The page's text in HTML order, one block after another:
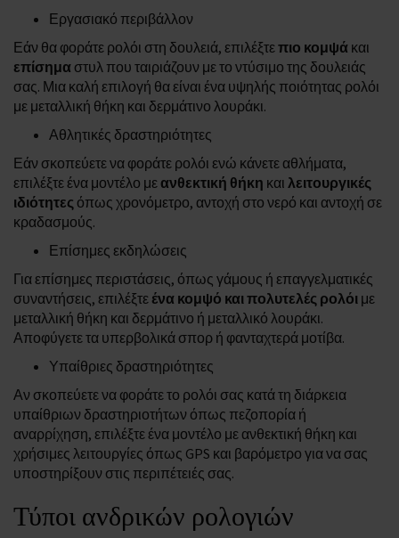
Εργασιακό περιβάλλον
Εάν θα φοράτε ρολόι στη δουλειά, επιλέξτεπιο κομψά και
επίσημα στυλ που ταιριάζουν με το ντύσιμο της δουλειάς
σας. Μια καλή επιλογή θα είναι ένα υψηλής ποιότητας ρολόι
με μεταλλική θήκη και δερμάτινο λουράκι.
Αθλητικές δραστηριότητες
Εάν σκοπεύετε να φοράτε ρολόι ενώ κάνετε αθλήματα,
επιλέξτε ένα μοντέλο με ανθεκτική θήκη και λειτουργικές
ιδιότητες όπως χρονόμετρο, αντοχή στο νερό και αντοχή σε
κραδασμούς.
Επίσημες εκδηλώσεις
Για επίσημες περιστάσεις, όπως γάμους ή επαγγελματικές
συναντήσεις, επιλέξτε ένα κομψό και πολυτελές ρολόι με
μεταλλική θήκη και δερμάτινο ή μεταλλικό λουράκι.
Αποφύγετε τα υπερβολικά σπορ ή φανταχτερά μοτίβα.
Υπαίθριες δραστηριότητες
Αν σκοπεύετε να φοράτε το ρολόι σας κατά τη διάρκεια
υπαίθριων δραστηριοτήτων όπως πεζοπορία ή
αναρρίχηση, επιλέξτε ένα μοντέλο με ανθεκτική θήκη και
χρήσιμες λειτουργίες όπως GPS και βαρόμετρο για να σας
υποστηρίξουν στις περιπέτειές σας.
Τύποι ανδρικών ρολογιών